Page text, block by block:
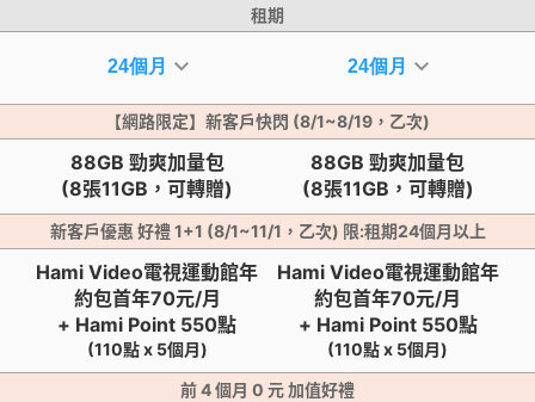
租期
【網路限定】新客戶快閃 (8/1~8/19，乙次)
新客戶優惠 好禮 1+1 (8/1~11/1，乙次) 限:租期24個月以上
前 4 個月 0 元 加值好禮
88GB 勁爽加量包
(8張11GB，可轉贈)
Hami Video電視運動館年
約包首年70元/月
+ Hami Point 550點
(110點 x 5個月)
88GB 勁爽加量包
(8張11GB，可轉贈)
Hami Video電視運動館年
約包首年70元/月
+ Hami Point 550點
(110點 x 5個月)